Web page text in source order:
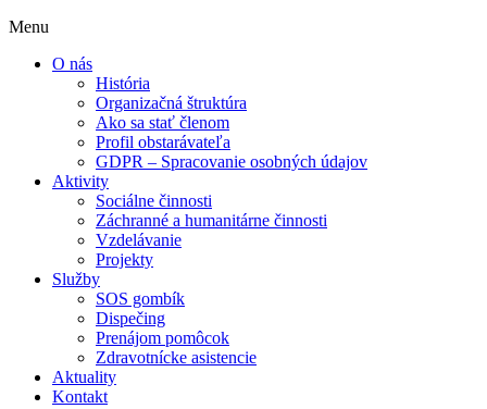
Menu
O nás
História
Organizačná štruktúra
Ako sa stať členom
Profil obstarávateľa
GDPR – Spracovanie osobných údajov
Aktivity
Sociálne činnosti
Záchranné a humanitárne činnosti
Vzdelávanie
Projekty
Služby
SOS gombík
Dispečing
Prenájom pomôcok
Zdravotnícke asistencie
Aktuality
Kontakt